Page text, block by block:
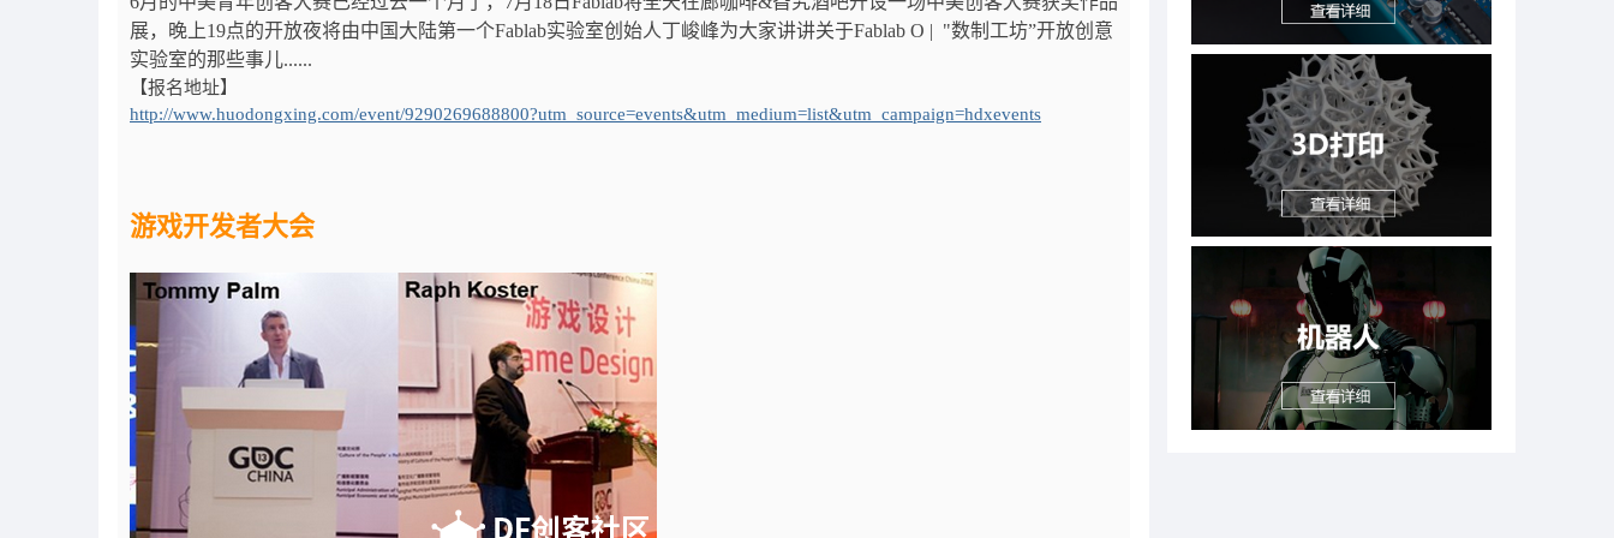
展，晚上19点的开放夜将由中国大陆第一个Fablab实验室创始人丁峻峰为大家讲讲关于Fablab O | "数制工坊”开放创意
实验室的那些事儿......
【报名地址】
http://www.huodongxing.com/event/9290269688800?utm_source=events&utm_medium=list&utm_campaign=hdxevents
游戏开发者大会